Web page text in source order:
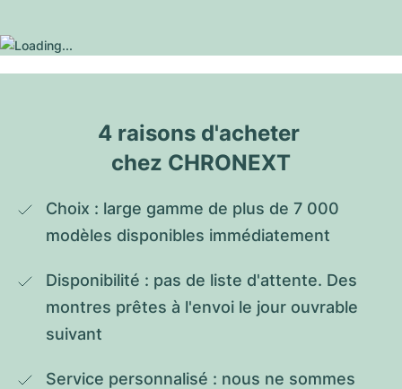
4 raisons d'acheter
chez CHRONEXT
Choix : large gamme de plus de 7 000
modèles disponibles immédiatement
Disponibilité : pas de liste d'attente. Des
montres prêtes à l'envoi le jour ouvrable
suivant
Service personnalisé : nous ne sommes